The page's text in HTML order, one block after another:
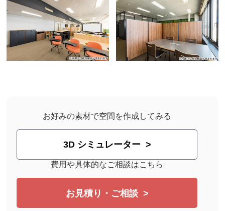
お好みの素材で空間を作成してみる
3D シミュレーター
費用や具体的なご相談はこちら
お見積り・ご相談